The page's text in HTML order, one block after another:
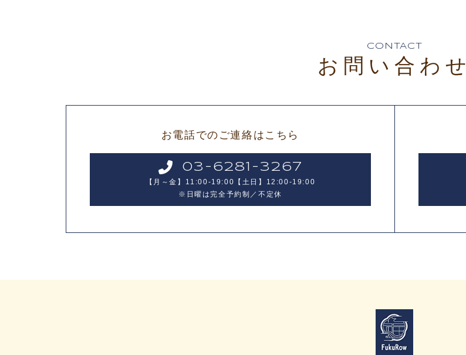
CONTACT
お問い合わせ
お電話でのご連絡はこちら
03-6281-3267
【月～金】11:00-19:00【土日】12:00-19:00
※日曜は完全予約制／不定休